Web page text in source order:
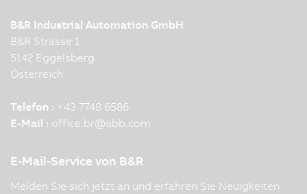
B&R Industrial Automation GmbH
B&R Strasse 1
5142 Eggelsberg
Österreich
Telefon : +43 7748 6586
E-Mail : office.br@abb.com
E-Mail-Service von B&R
Melden Sie sich jetzt an und erfahren Sie Neuigkeiten